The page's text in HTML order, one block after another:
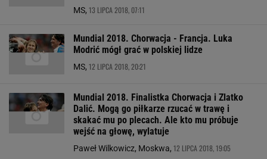
MS, 13 LIPCA 2018, 07:11
Mundial 2018. Chorwacja - Francja. Luka
Modrić mógł grać w polskiej lidze
MS, 12 LIPCA 2018, 20:21
Mundial 2018. Finalistka Chorwacja i Zlatko
Dalić. Mogą go piłkarze rzucać w trawę i
skakać mu po plecach. Ale kto mu próbuje
wejść na głowę, wylatuje
Paweł Wilkowicz, Moskwa, 12 LIPCA 2018, 19:05